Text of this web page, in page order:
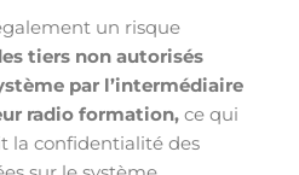
un risque
tiers non autorisés
par l’intermédiaire
radio formation, ce qui
la confidentialité des